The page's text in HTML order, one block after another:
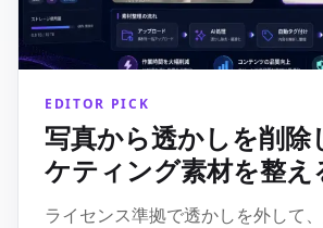
EDITOR PICK
写真から透かしを削除
ケティング素材を整え
ライセンス準拠で透かしを外して、